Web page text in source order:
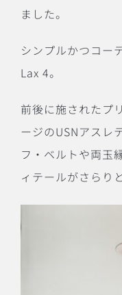
ました。
シンプルかつコー
Lax 4。
前後に施されたプ
ージのUSNアスレ
フ・ベルトや両玉
ィテールがさらり